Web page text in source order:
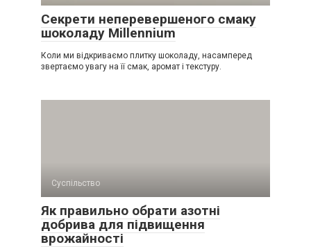
Секрети неперевершеного смаку
шоколаду Millennium
Коли ми відкриваємо плитку шоколаду, насамперед
звертаємо увагу на її смак, аромат і текстуру.
Суспільство
Як правильно обрати азотні
добрива для підвищення
врожайності